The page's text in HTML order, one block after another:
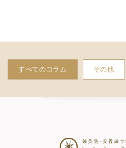
すべてのコラム その他